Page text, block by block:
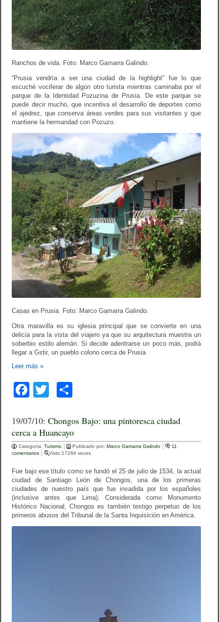
Ranchos de vida. Foto: Marco Gamarra Galindo.
“Prusia vendría a ser una ciudad de la highlight” fue lo que
escuché vociferar de algún otro turista mientras caminaba por el
parque de la Identidad Pozuzina de Prusia. De este parque se
puede decir mucho, que incentiva el desarrollo de deportes como
el ajedrez, que conserva áreas verdes para sus visitantes y que
mantiene la hermandad con Pozuzo.
Casas en Prusia. Foto: Marco Gamarra Galindo.
Otra maravilla es su iglesia principal que se convierte en una
delicia para la vista del viajero ya que su arquitectura muestra un
soberbio estilo alemán. Si decide adentrarse un poco más, podrá
llegar a Gstir, un pueblo colono cerca de Prusia
Leer más»
F
c
e
b
o
o
k
tt
er
m
p
ar
tir
19/07/10:Chongos Bajo: una pintoresca ciudad
cerca a Huancayo
Categoría:Turismo Publicado por:Marco Gamarra Galindo
11
comentarios
Visto:17284 veces
Fue bajo ese título como se fundó el 25 de julio de 1534, la actual
ciudad de Santiago León de Chongos, una de los primeras
ciudades de nuestro país que fue invadida por los españoles
(inclusive antes que Lima). Considerada como Monumento
Histórico Nacional, Chongos es también testigo perpetuo de los
primeros abusos del Tribunal de la Santa Inquisición en América.